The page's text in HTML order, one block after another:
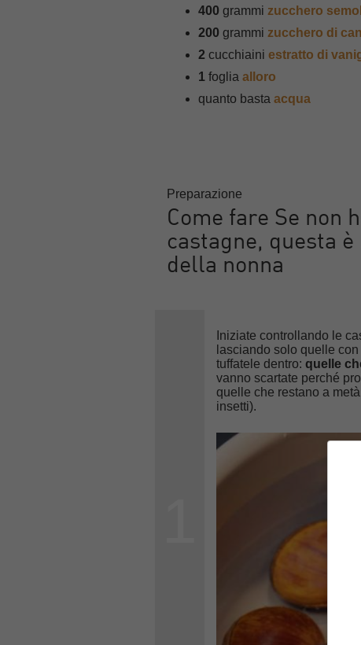
400 grammi zucchero
200 grammi zucchero di
2 cucchiaini estratto di
1 foglia alloro
quanto basta acqua
Preparazione
Come fare Se non
castagne, questa
della nonna
Iniziate controllando le
lasciando solo quelle
tuffatele dentro:quelle
vanno scartate perché
quelle che restano a
insetti).